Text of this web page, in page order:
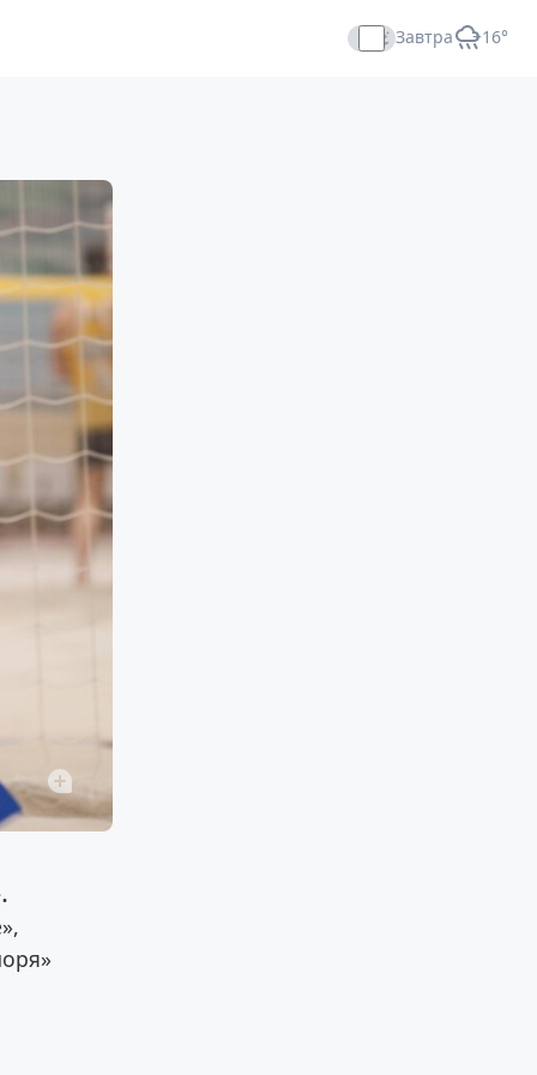
Завтра +16°